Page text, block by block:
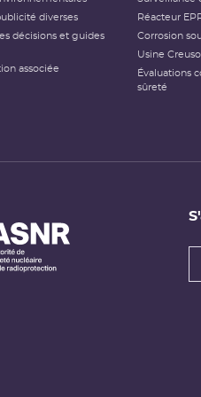
diverses
décisions et guides
associée
Réacteur
Corrosion
Usine
Évaluations
sûreté